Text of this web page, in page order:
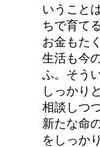
いうこと
ちで育て
お金もた
生活も今
ふ。そう
しっかり
相談しつ
新たな命
をしっか